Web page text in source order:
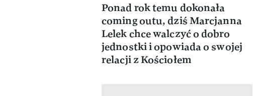
Ponad rok temu dokonała
coming outu, dziś Marcjanna
Lelek chce walczyć o dobro
jednostki i opowiada o swojej
relacji z Kościołem